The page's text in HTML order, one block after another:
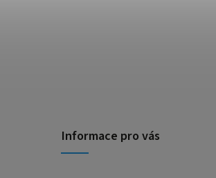
Informace pro vás